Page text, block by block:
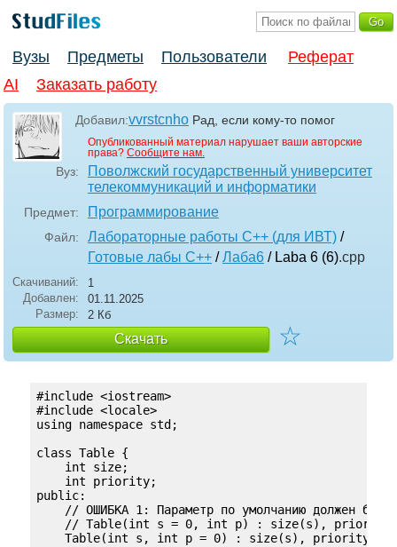
Вузы Предметы Пользователи
Реферат
AI
Заказать работу
Добавил:vvrstcnho Рад, если кому-то помог
Опубликованный материал нарушает ваши авторские
права? Сообщите нам.
Вуз:
Поволжский государственный университет
телекоммуникаций и информатики
Предмет: Программирование
Файл: Лабораторные работы С++ (для ИВТ) /
Готовые лабы С++ /Лаба6 / Laba 6 (6).cpp
Скачиваний:
1
Добавлен:
01.11.2025
Размер:
2 Кб
Скачать ☆
#include <iostream>
#include <locale>
using namespace std;
class Table {
    int size;
    int priority;
public:
// ОШИБКА 1: Параметр по умолчанию должен быть
// Table(int s = 0, int p) : size(s),
Table(int s, int p = 0) : size(s), priority(p)